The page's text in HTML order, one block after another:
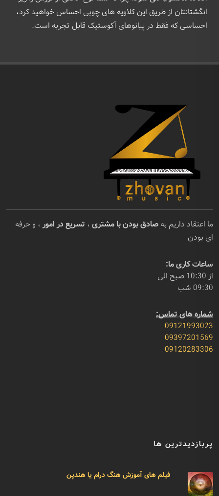
انگشتانتان از طریق این کلاویه های چوبی احساس خواهید کرد،
احساسی که فقط در پیانوهای آکوستیک قابل تجربه است.
ما اعتقاد داریم به صادق بودن با مشتری ، تسریع در امور ، و حرفه
ای بودن
ساعات کاری ما:
از 10:30 صبح الی
09:30 شب
شماره های تماس:
09121993023
09397201569
09120283306
پربازدیدترین ها
فیلم های آموزش هنگ درام یا هندپن